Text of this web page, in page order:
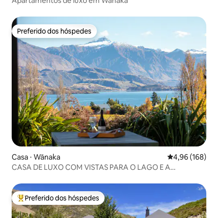
Preferido dos hóspedes
Preferido dos hóspedes
Casa ⋅ Wānaka 4,96 de uma
4,96 (168)
CASA DE LUXO COM VISTAS PARA O LAGO E A
Entre os melhores preferidos dos hóspedes
Preferido dos hóspedes